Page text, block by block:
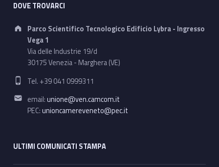
DOVE TROVARCI
Address:
Parco Scientifico Tecnologico Edificio Lybra - Ingresso
Vega 1
Via delle Industrie 19/d
30175 Venezia - Marghera (VE)
Phone number:
Tel. +39 041 0999311
Email address:
email:unione@ven.camcom.it
PEC:unioncamereveneto@pec.it
ULTIMI COMUNICATI STAMPA